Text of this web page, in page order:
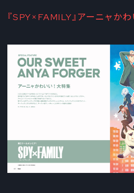
『SPY×FAMILY』アーニャか